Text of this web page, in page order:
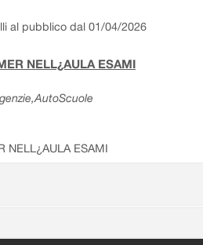
al pubblico dal 01/04/2026
NELL¿AULA ESAMI
NELL¿AULA ESAMI